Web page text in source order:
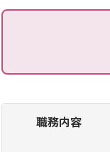
職務内容